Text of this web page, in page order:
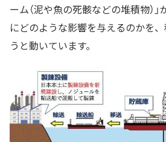
ーム（泥や魚の死骸などの堆積物）
にどのような影響を与えるのかを
うと動いています。